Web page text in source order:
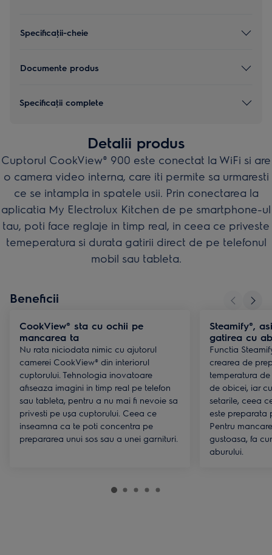
Specificaţii-cheie
Documente produs
Specificaţii complete
Detalii produs
Cuptorul CookView® 900 este conectat la WiFi si are
o camera video interna, care iti permite sa urmaresti
ce se intampla in spatele usii. Prin conectarea la
aplicatia My Electrolux Kitchen de pe smartphone-ul
tau, poti face reglaje in timp real, in ceea ce priveste
temeperatura si durata gatirii direct de pe telefonul
mobil sau tableta.
Beneficii
CookView® sta cu ochii pe
mancarea ta
Nu rata niciodata nimic cu ajutorul
camerei CookView® din interiorul
cuptorului. Tehnologia inovatoare
afiseaza imagini in timp real pe telefon
sau tableta, pentru a nu mai fi nevoie sa
privesti pe ușa cuptorului. Ceea ce
inseamna ca te poti concentra pe
prepararea unui sos sau a unei garnituri.
Steamify®,
gatirea cu
Functia
crearea de
temperatura
de obicei, iar
setarile, ceea
este preparata
Pentru
gustoasa, fa
aburului.